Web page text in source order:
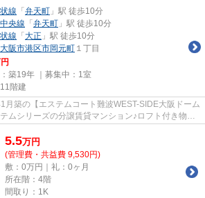
線 「 弁天町 」駅 徒歩10分
央線 「 弁天町 」駅 徒歩10分
線 「 大正 」駅 徒歩10分
大阪市港区市岡元町 １丁目
築19年 ｜募集中： 1室
階建
月築の【エステムコート難波WEST-SIDE大阪ドーム
ムシリーズの分譲賃貸マンション♪ロフト付き物
5.5万円
(管理費・共益費 9,530円)
敷：0万円｜礼：0ヶ月
所在階：4階
間取り：1K